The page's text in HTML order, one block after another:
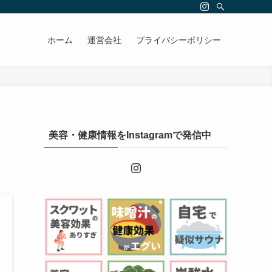
ホーム 運営会社 プライバシーポリシー
美容・健康情報をInstagramで発信中